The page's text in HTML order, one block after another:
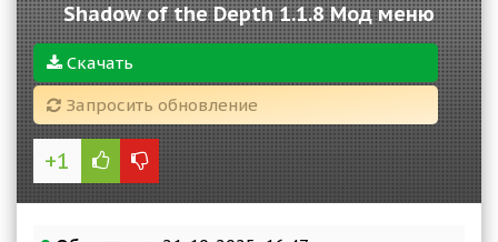
Shadow of the Depth 1.1.8 Мод меню
Скачать
Запросить обновление
+1